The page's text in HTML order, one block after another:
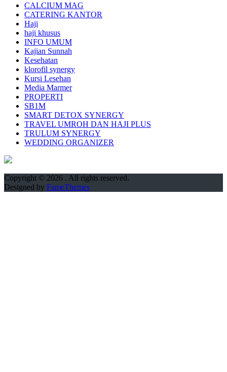
CALCIUM MAG
CATERING KANTOR
Haji
haji khusus
INFO UMUM
Kajian Sunnah
Kesehatan
klorofil synergy
Kursi Lesehan
Media Marmer
PROPERTI
SB1M
SMART DETOX SYNERGY
TRAVEL UMROH DAN HAJI PLUS
TRULUM SYNERGY
WEDDING ORGANIZER
Copyright © 2026 . All rights reserved.
Designed by FameThemes